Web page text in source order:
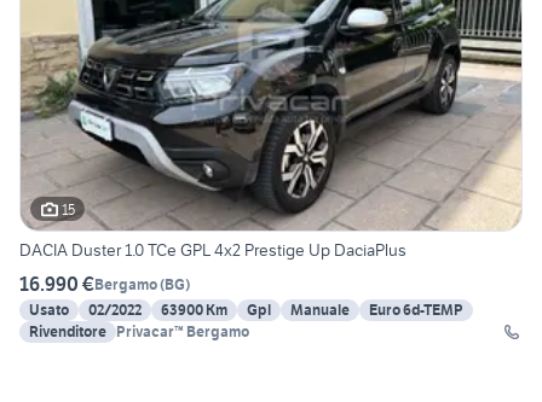
15
DACIA Duster 1.0 TCe GPL 4x2 Prestige Up DaciaPlus
16.990 €Bergamo(BG)
Usato
02/2022 63900 Km Gpl Manuale
Euro 6d-TEMP
Rivenditore Privacar™ Bergamo